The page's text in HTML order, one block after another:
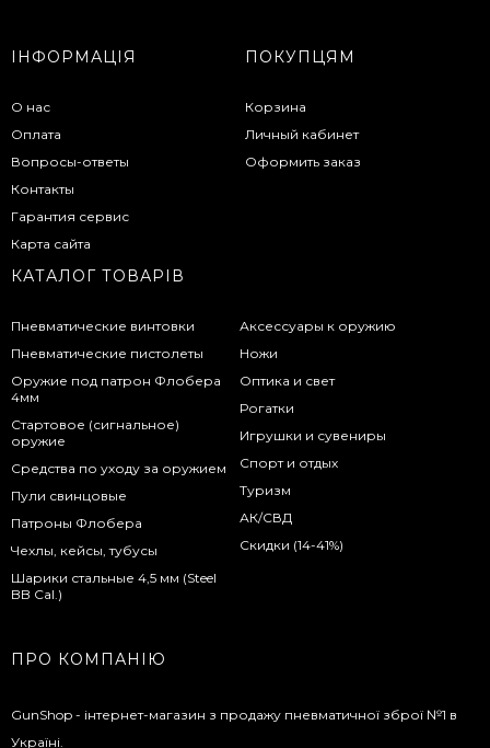
ІНФОРМАЦІЯ
О нас
Оплата
Вопросы-ответы
Контакты
Гарантия сервис
Карта сайта
ПОКУПЦЯМ
Корзина
Личный кабинет
Оформить заказ
КАТАЛОГ ТОВАРІВ
Пневматические винтовки
Пневматические пистолеты
Оружие под патрон Флобера
4мм
Стартовое (сигнальное)
оружие
Средства по уходу за оружием
Пули свинцовые
Патроны Флобера
Чехлы, кейсы, тубусы
Шарики стальные 4,5 мм (Steel
BB Cal.)
Аксессуары к оружию
Ножи
Оптика и свет
Рогатки
Игрушки и сувениры
Спорт и отдых
Туризм
АК/СВД
Скидки (14-41%)
ПРО КОМПАНІЮ
GunShop - інтернет-магазин з продажу пневматичної зброї №1 в
Україні.